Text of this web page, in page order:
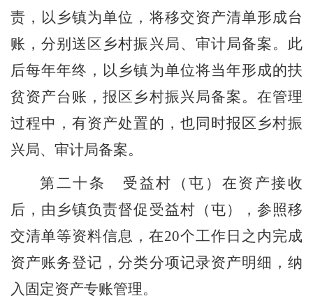
责，以 乡镇为单位，将移交资产清单形成台
账，分别送 区乡村振兴局、 审计局备案。 此
后每年年终 ，以 乡镇为单位将当年形成的扶
贫资产台账，报区乡村振兴局备案。 在管理
过程中，有资产处置的，也同时报区乡村振
兴局、 审计局备案。
第二十条 受益村（屯） 在资产接收
后，由 乡镇负责督促受益村（屯）
，参照移
交清单等资料信息 ， 在20个工作日之 内完成
资产账务登记，分类分项记录资产明细，纳
入固定资产专账管理。